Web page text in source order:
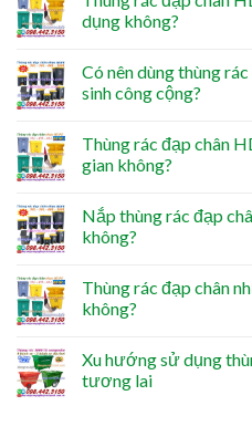
dụng không?
Có nên dùng thùng
sinh công cộng?
Thùng rác đạp chân
gian không?
Nắp thùng rác đạp
không?
Thùng rác đạp chân
không?
Xu hướng sử dụng
tương lai